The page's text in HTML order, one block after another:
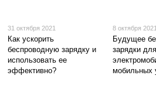
31 октября 2021
Как ускорить
беспроводную зарядку и
использовать ее
эффективно?
8 октября
Будущее
зарядки
мобильных